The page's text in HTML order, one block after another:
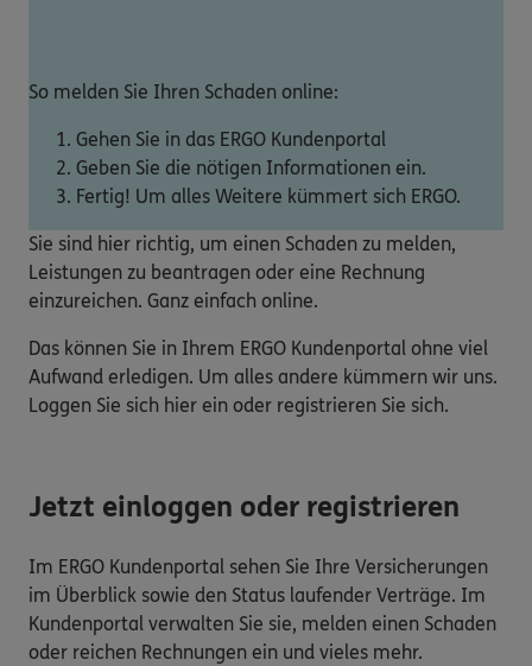
So melden Sie Ihren Schaden online:
Gehen Sie in das ERGO Kundenportal
Geben Sie die nötigen Informationen ein.
Fertig! Um alles Weitere kümmert sich ERGO.
Sie sind hier richtig, um einen Schaden zu melden,
Leistungen zu beantragen oder eine Rechnung
einzureichen. Ganz einfach online.
Das können Sie in Ihrem ERGO Kundenportal ohne viel
Aufwand erledigen. Um alles andere kümmern wir uns.
Loggen Sie sich hier ein oder registrieren Sie sich.
Jetzt einloggen oder registrieren
Im ERGO Kundenportal sehen Sie Ihre Versicherungen
im Überblick sowie den Status laufender Verträge. Im
Kundenportal verwalten Sie sie, melden einen Schaden
oder reichen Rechnungen ein und vieles mehr.